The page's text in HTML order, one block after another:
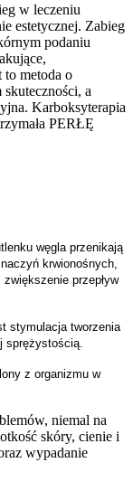
w leczeniu
estetycznej. Zabieg
podaniu
to metoda o
a
Karboksyterapia
PERŁĘ
węgla przenikają
krwionośnych,
przepływ
stymulacja tworzenia
sprężystością.
z organizmu w
niemal na
skóry, cienie i
wypadanie